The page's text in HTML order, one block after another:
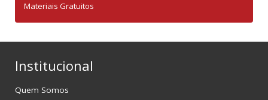
Materiais Gratuitos
Institucional
Quem Somos